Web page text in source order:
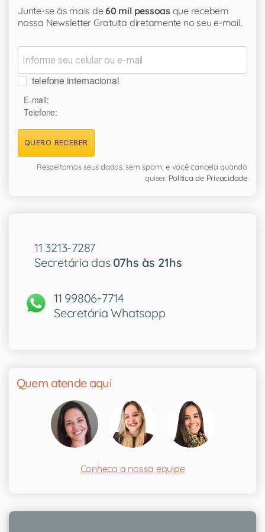
Junte-se às mais de60 mil pessoas que recebem
nossa Newsletter Gratuita diretamente no seu e-mail.
telefone internacional
E-mail:
Telefone:
QUERO RECEBER
Respeitamos seus dados: sem spam, e você cancela quando
quiser. Política de Privacidade
11 3213-7287
Secretária das 07hs às 21hs
11 99806-7714
Secretária Whatsapp
Quem atende aqui
Conheça a nossa equipe